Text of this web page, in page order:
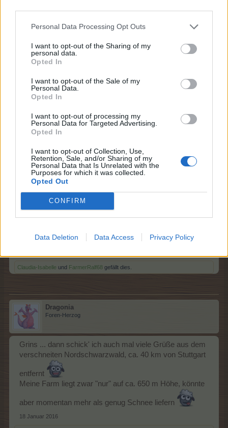
Personal Data Processing Opt Outs
I want to opt-out of the Sharing of my
personal data.
Opted In
I want to opt-out of the Sale of my
Personal Data.
Opted In
I want to opt-out of processing my
Personal Data for Targeted Advertising.
Opted In
I want to opt-out of Collection, Use,
Retention, Sale, and/or Sharing of my
Personal Data that Is Unrelated with the
Purposes for which it was collected.
Opted Out
CONFIRM
Data Deletion Data Access Privacy Policy
Lebende Forenlegende
Zitat von Rakete1966: ↑
Grüsse aus Karlsruhe an alle im Ländle ob hier geboren oder
zugezogen.
Lev. 67 bin allerdings hoch motiviert
Wow, noch jemand aus Karlsruhe. Hallo Rakete.
7 Januar 2016
popant
... Dann will ich euch auch mal herzlich aus dem
verschneiten Schwarzwald grüßen!! *winks*
Claudia-Isabelle und FarmerRalf68 gefällt dies.
Dragonia
Foren-Herzog
Grins ... dann schick' ich auch mal viele Grüße aus dem
verschneiten Nordschwarzwald, ca. 40 km von Stuttgart
entfernt
Meine Farm liegt zwar "nur" auf ca. 650 m Höhe, könnte
aber momentan mehr als genug Schnee liefern
18 Januar 2016